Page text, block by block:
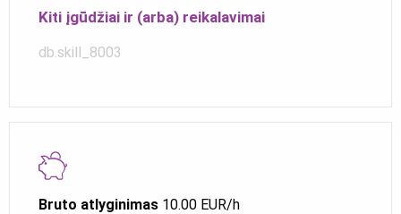
Bruto atlyginimas 10.00 EUR/h
Kiti įgūdžiai ir (arba) reikalavimai
db.skill_8003